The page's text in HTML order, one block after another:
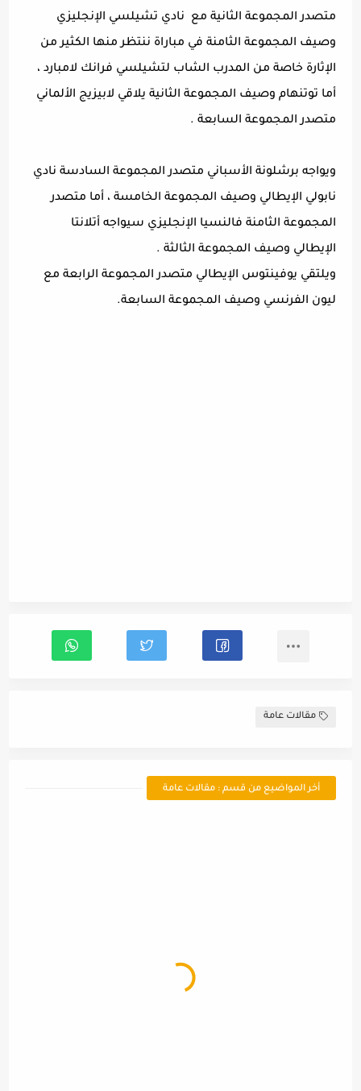
متصدر المجموعة الثانية مع
نادي تشيلسي الإنجليزي
وصيف المجموعة الثامنة في مباراة ننتظر منها الكثير من
الإثارة خاصة من المدرب الشاب لتشيلسي فرانك لامبارد ،
أما توتنهام وصيف المجموعة الثانية يلاقي لابيزيج الألماني
متصدر المجموعة السابعة .
ويواجه برشلونة الأسباني متصدر المجموعة السادسة نادي
نابولي الإيطالي وصيف المجموعة الخامسة ، أما متصدر
المجموعة الثامنة فالنسيا الإنجليزي سيواجه أتلانتا
الإيطالي وصيف المجموعة الثالثة .
ويلتقي يوفينتوس الإيطالي متصدر المجموعة الرابعة مع
ليون الفرنسي وصيف المجموعة السابعة.
مقالات عامة
أخر المواضيع من قسم : مقالات عامة